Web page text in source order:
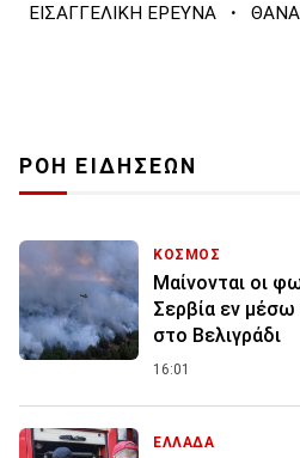
ΕΙΣΑΓΓΕΛΙΚΗ ΕΡΕΥΝΑ ·
ΡΟΗ ΕΙΔΗΣΕΩΝ
ΚΟΣΜΟΣ
Μαίνονται οι
Σερβία εν
στο Βελιγράδι
16:01
ΕΛΛΑΔΑ